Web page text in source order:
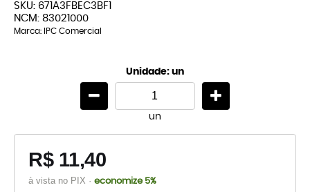
SKU: 671A3FBEC3BF1
NCM: 83021000
Marca: IPC Comercial
Unidade: un
un
R$ 11,40
à vista no PIX · economize 5%